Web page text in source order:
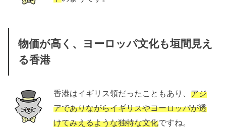
物価が高く、ヨーロッパ文化も垣間見え
る香港
香港はイギリス領だったこともあり、アジ
アでありながらイギリスやヨーロッパが透
けてみえるような独特な文化ですね。